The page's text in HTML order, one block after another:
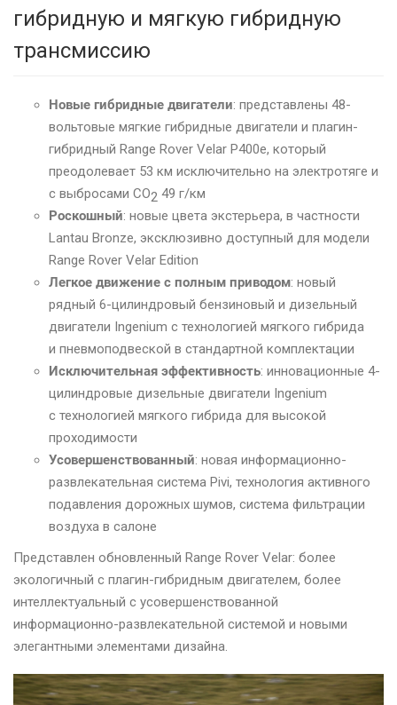
гибридную и мягкую гибридную
трансмиссию
Новые гибридные двигатели: представлены 48-
вольтовые мягкие гибридные двигатели и плагин-
гибридный Range Rover Velar P400e, который
преодолевает 53 км исключительно на электротяге и
с выбросами CO2 49 г/км
Роскошный: новые цвета экстерьера, в частности
Lantau Bronze, эксклюзивно доступный для модели
Range Rover Velar Edition
Легкое движение с полным приводом: новый
рядный 6-цилиндровый бензиновый и дизельный
двигатели Ingenium с технологией мягкого гибрида
и пневмоподвеской в стандартной комплектации
Исключительная эффективность: инновационные 4-
цилиндровые дизельные двигатели Ingenium
с технологией мягкого гибрида для высокой
проходимости
Усовершенствованный: новая информационно-
развлекательная система Pivi, технология активного
подавления дорожных шумов, система фильтрации
воздуха в салоне
Представлен обновленный Range Rover Velar: более
экологичный с плагин-гибридным двигателем, более
интеллектуальный с усовершенствованной
информационно-развлекательной системой и новыми
элегантными элементами дизайна.